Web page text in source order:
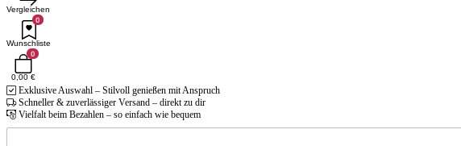
Vergleichen
0
Wunschliste
0
0,00 €
Exklusive Auswahl – Stilvoll genießen mit Anspruch
Schneller & zuverlässiger Versand – direkt zu dir
Vielfalt beim Bezahlen – so einfach wie bequem